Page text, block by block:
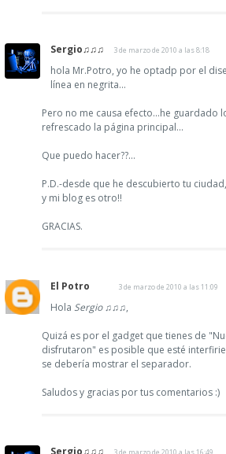
Sergio♫♫♫ 3 de marzo de 2010 a las 8:18
hola Mr.Potro, yo he optadp por el
línea en negrita...
Pero no me causa efecto...he guardado
refrescado la página principal...
Que puedo hacer??...
P.D.-desde que he descubierto tu
y mi blog es otro!!
GRACIAS.
El Potro 3 de marzo de 2010 a las 11:09
Hola Sergio ♫♫♫,
Quizá es por el gadget que tienes de
disfrutaron" es posible que esté
se debería mostrar el separador.
Saludos y gracias por tus comentarios :)
Sergio♫♫♫ 3 de marzo de 2010 a las 16:49